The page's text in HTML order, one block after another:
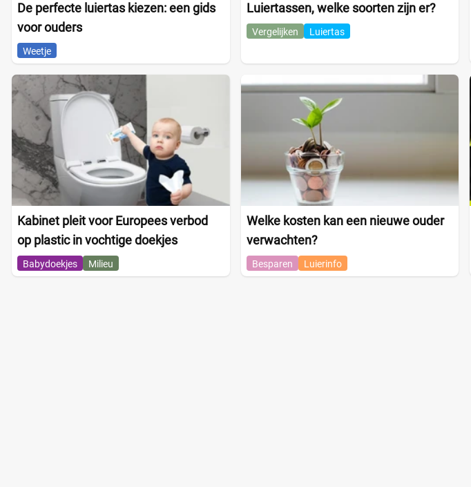
De perfecte luiertas kiezen: een gids
voor ouders
Weetje
Luiertassen, welke soorten zijn er?
Vergelijken Luiertas
Kabinet pleit voor Europees verbod
op plastic in vochtige doekjes
Babydoekjes Milieu
Welke kosten kan een nieuwe ouder
verwachten?
Besparen Luierinfo